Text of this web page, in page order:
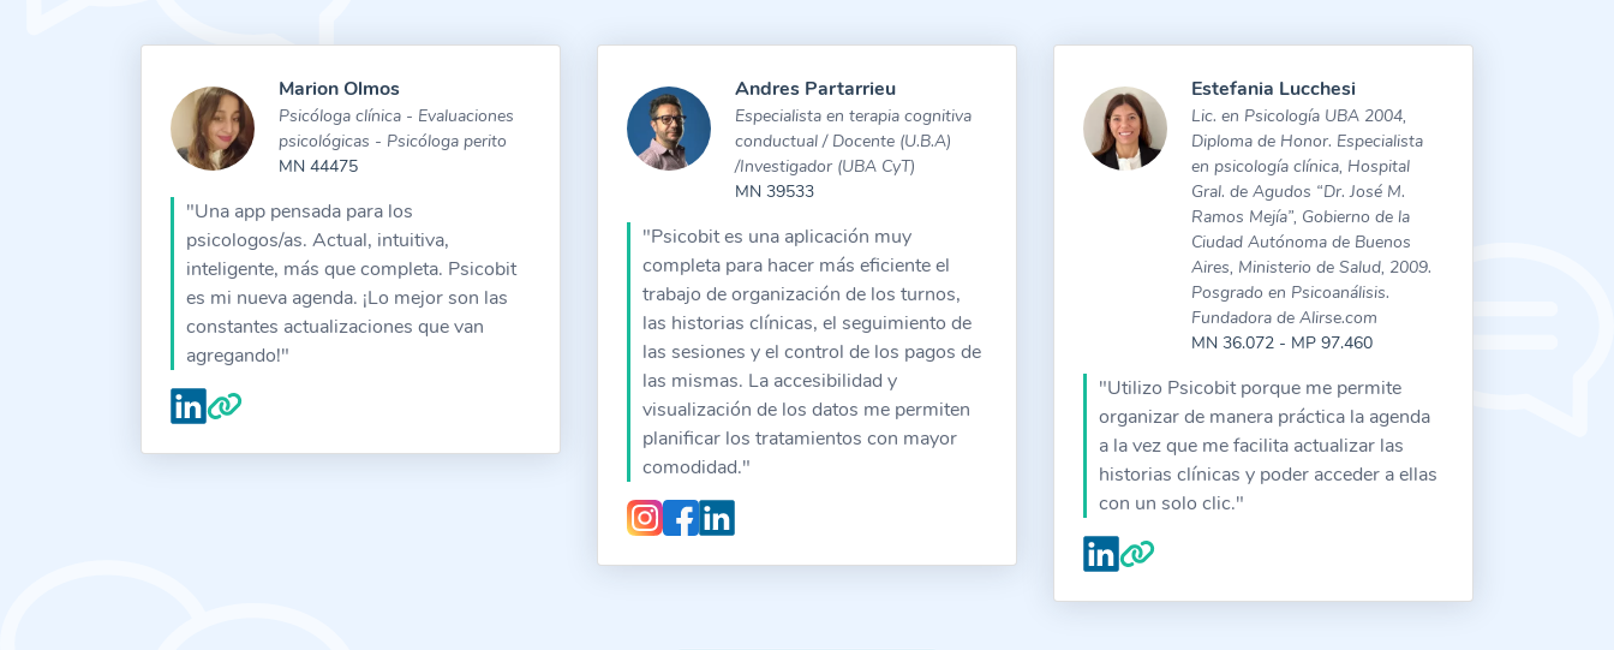
Marion Olmos
Psicóloga clínica - Evaluaciones
psicológicas - Psicóloga perito
MN 44475
"Una app pensada para los
psicologos/as. Actual, intuitiva,
inteligente, más que completa. Psicobit
es mi nueva agenda. ¡Lo mejor son las
constantes actualizaciones que van
agregando!"
Andres Partarrieu
Especialista en terapia cognitiva
conductual / Docente (U.B.A)
/Investigador (UBA CyT)
MN 39533
"Psicobit es una aplicación muy
completa para hacer más eficiente el
trabajo de organización de los turnos,
las historias clínicas, el seguimiento de
las sesiones y el control de los pagos de
las mismas. La accesibilidad y
visualización de los datos me permiten
planificar los tratamientos con mayor
comodidad."
Estefania Lucchesi
Lic. en Psicología UBA 2004,
Diploma de Honor. Especialista
en psicología clínica, Hospital
Gral. de Agudos “Dr. José M.
Ramos Mejía”, Gobierno de la
Ciudad Autónoma de Buenos
Aires, Ministerio de Salud, 2009.
Posgrado en Psicoanálisis.
Fundadora de Alirse.com
MN 36.072 - MP 97.460
"Utilizo Psicobit porque me permite
organizar de manera práctica la agenda
a la vez que me facilita actualizar las
historias clínicas y poder acceder a ellas
con un solo clic."